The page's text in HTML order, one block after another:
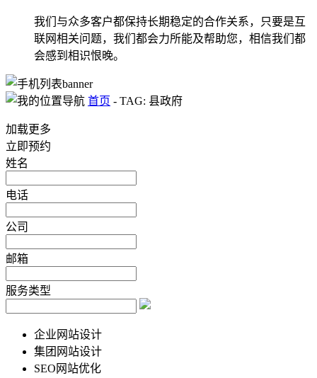
我们与众多客户都保持长期稳定的合作关系，只要是互
联网相关问题，我们都会力所能及帮助您，相信我们都
会感到相识恨晚。
首页 - TAG: 县政府
加载更多
立即预约
姓名
电话
公司
邮箱
服务类型
企业网站设计
集团网站设计
SEO网站优化